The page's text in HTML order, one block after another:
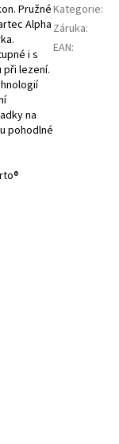
Pružné
Alpha
i s
při lezení.
na
pohodlné
Kategorie:
Záruka:
EAN: